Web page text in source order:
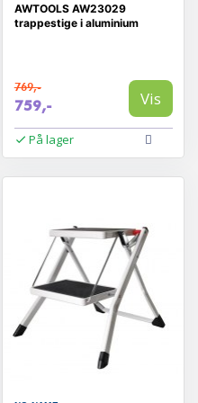
AWTOOLS AW23029
trappestige i aluminium
769,-
759,- Vis
På lager